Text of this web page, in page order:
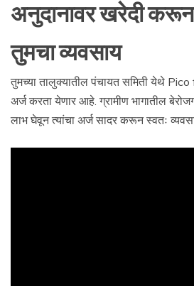
अनुदानावर खरेदी
तुमचा व्यवसाय
तुमच्या तालुक्यातील पंचायत समिती येथे
अर्ज करता येणार आहे. ग्रामीण भागातील
लाभ घेवून त्यांचा अर्ज सादर करून स्वतः